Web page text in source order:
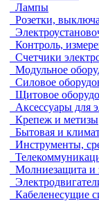
Лампы
Розетки,
Контроль,
Счетчики
Модульное
Силовое
Щитовое
Аксессуары для
Крепеж и метизы
Бытовая и
Инструменты,
Молниезащита и
Кабеленесущие